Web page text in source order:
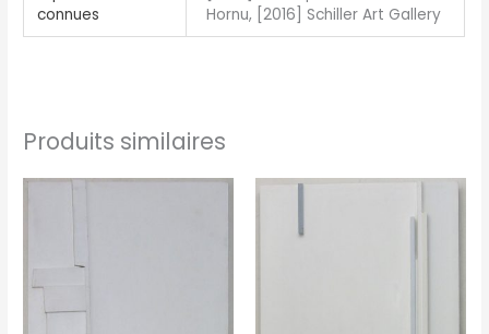
connues
Hornu, [2016] Schiller Art Gallery
Produits similaires